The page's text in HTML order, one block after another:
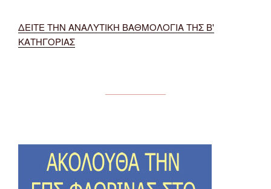
ΔΕΙΤΕ ΤΗΝ ΑΝΑΛΥΤΙΚΗ ΒΑΘΜΟΛΟΓΙΑ ΤΗΣ Β'
ΚΑΤΗΓΟΡΙΑΣ